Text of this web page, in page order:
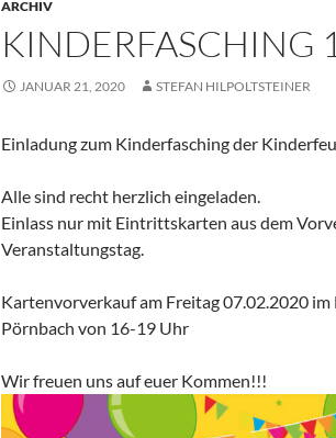
ARCHIV
KINDERFASCHING
JANUAR 21, 2020 STEFAN HILPOLTSTEINER
Einladung zum Kinderfasching der
Alle sind recht herzlich eingeladen.
Einlass nur mit Eintrittskarten aus dem
Veranstaltungstag.
Kartenvorverkauf am Freitag 07.02.2020 im
Pörnbach von 16-19 Uhr
Wir freuen uns auf euer Kommen!!!